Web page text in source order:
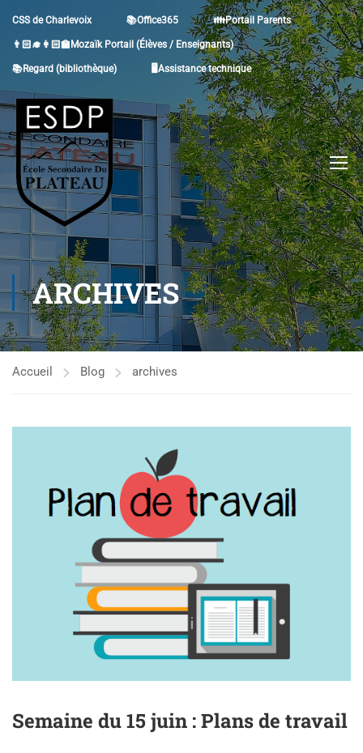
CSS de Charlevoix 📚Office365 👪Portail Parents
👨🏻‍🎓👩🏻‍🏫Mozaïk Portail (Élèves / Enseignants)
📚Regard (bibliothèque) 🖥Assistance technique
ARCHIVES
Accueil Blog archives
Semaine du 15 juin : Plans de travail